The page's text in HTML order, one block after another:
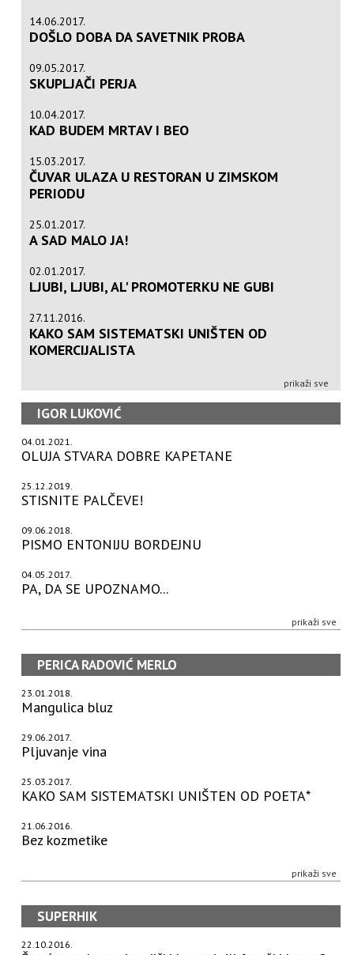
14.06.2017.
DOŠLO DOBA DA SAVETNIK PROBA
09.05.2017.
SKUPLJAČI PERJA
10.04.2017.
KAD BUDEM MRTAV I BEO
15.03.2017.
ČUVAR ULAZA U RESTORAN U ZIMSKOM
PERIODU
25.01.2017.
A SAD MALO JA!
02.01.2017.
LJUBI, LJUBI, AL' PROMOTERKU NE GUBI
27.11.2016.
KAKO SAM SISTEMATSKI UNIŠTEN OD
KOMERCIJALISTA
prikaži sve
IGOR LUKOVIĆ
04.01.2021.
OLUJA STVARA DOBRE KAPETANE
25.12.2019.
STISNITE PALČEVE!
09.06.2018.
PISMO ENTONIJU BORDEJNU
04.05.2017.
PA, DA SE UPOZNAMO...
prikaži sve
PERICA RADOVIĆ MERLO
23.01.2018.
Mangulica bluz
29.06.2017.
Pljuvanje vina
25.03.2017.
KAKO SAM SISTEMATSKI UNIŠTEN OD POETA*
21.06.2016.
Bez kozmetike
prikaži sve
SUPERHIK
22.10.2016.